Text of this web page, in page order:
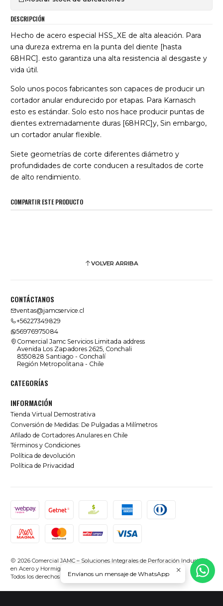
DESCRIPCIÓN
Hecho de acero especial HSS_XE de alta aleación. Para
una dureza extrema en la punta del diente [hasta
68HRC]. esto garantiza una alta resistencia al desgaste y
vida útil.
Solo unos pocos fabricantes son capaces de producir un
cortador anular endurecido por etapas. Para Karnasch
esto es estándar. Solo esto nos hace producir puntas de
dientes extremadamente duras [68HRC]y, Sin embargo,
un cortador anular flexible.
Siete geometrías de corte diferentes diámetro y
profundidades de corte conducen a resultados de corte
de alto rendimiento.
COMPARTIR ESTE PRODUCTO
VOLVER ARRIBA
CONTÁCTANOS
ventas@jamcservice.cl
+56227349829
56976975084
Comercial Jamc Servicios Limitada address
Avenida Los Zapadores 2625, Conchali
8550828 Santiago - Conchalí
Región Metropolitana - Chile
CATEGORÍAS
INFORMACIÓN
Tienda Virtual Demostrativa
Conversión de Medidas: De Pulgadas a Milímetros
Afilado de Cortadores Anulares en Chile
Términos y Condiciones
Política de devolución
Política de Privacidad
2026 Comercial JAMC – Soluciones Integrales de Perforación Industrial
en Acero y Hormigón en Chile.
Todos los derechos reservados.Desarrollado por Jumpseller
Envíanos un mensaje de WhatsApp